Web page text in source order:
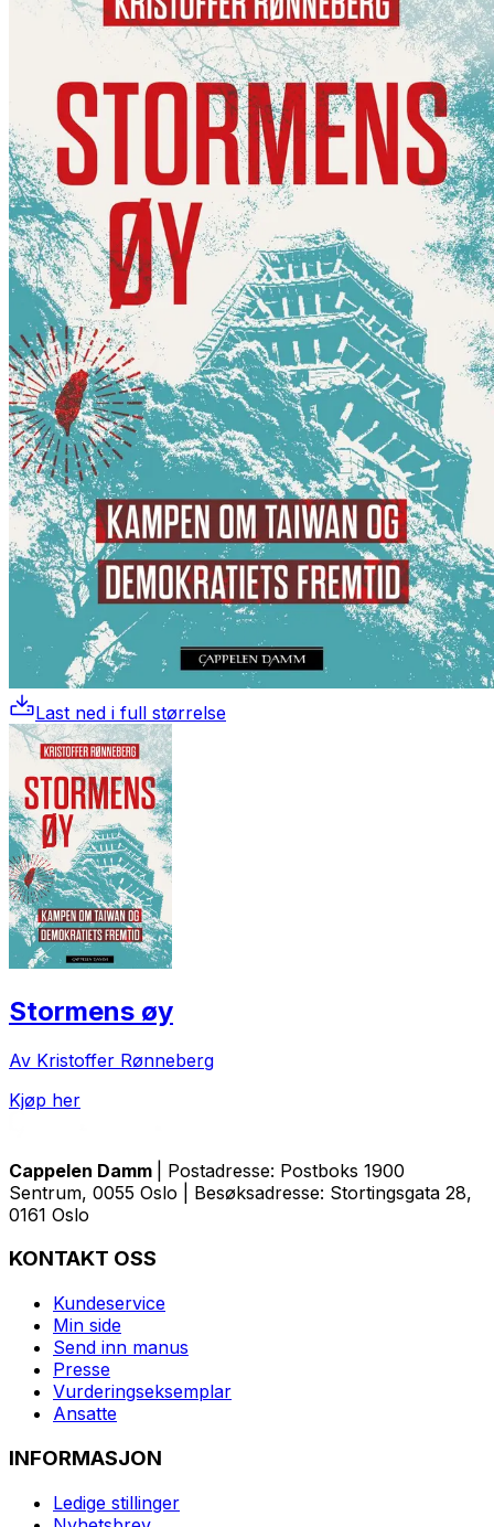
Last ned i full størrelse
Stormens øy
Av Kristoffer Rønneberg
Kjøp her
Cappelen Damm
| Postadresse: Postboks 1900
Sentrum, 0055 Oslo | Besøksadresse: Stortingsgata 28,
0161 Oslo
KONTAKT OSS
Kundeservice
Min side
Send inn manus
Presse
Vurderingseksemplar
Ansatte
INFORMASJON
Ledige stillinger